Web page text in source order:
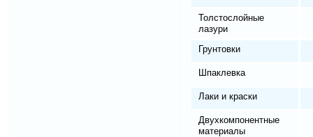
Толстослойные
лазури
Грунтовки
Шпаклевка
Лаки и краски
Двухкомпонентные
материалы